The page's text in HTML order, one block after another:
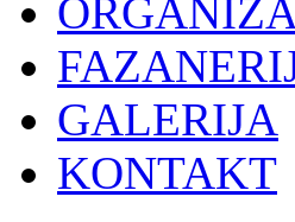
GALERIJA
KONTAKT